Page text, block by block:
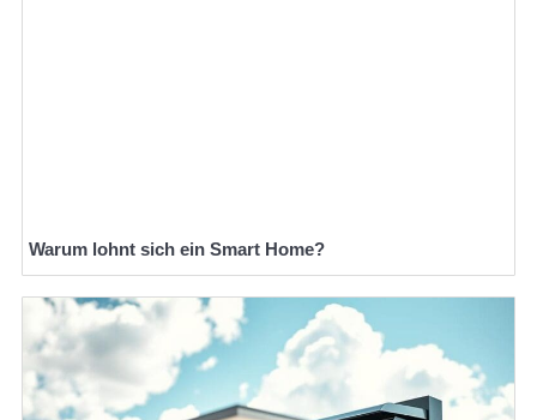
Warum lohnt sich ein Smart Home?